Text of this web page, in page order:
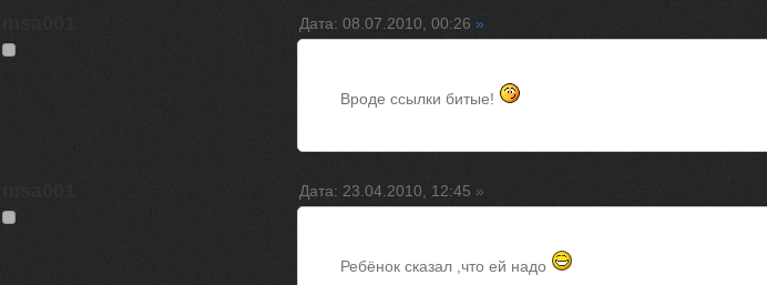
Дата: 08.07.2010, 00:26 »
Вроде ссылки битые!
Дата: 23.04.2010, 12:45 »
Ребёнок сказал ,что ей надо